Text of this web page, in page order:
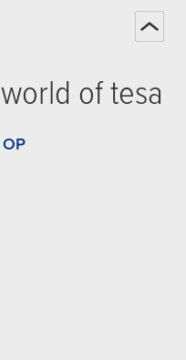
oftesa